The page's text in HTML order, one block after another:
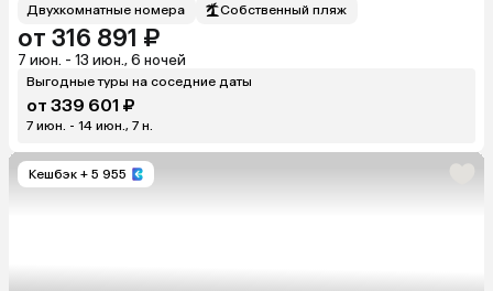
Двухкомнатные номера Собственный пляж
от 316 891 ₽
7 июн. - 13 июн., 6 ночей
Выгодные туры на соседние даты
от 339 601 ₽
7 июн. - 14 июн., 7 н.
Кешбэк + 5 955